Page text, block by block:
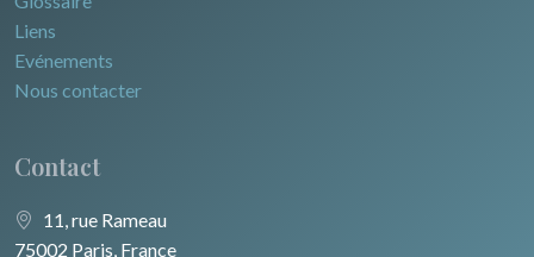
Liens
Evénements
Nous contacter
Contact
11, rue Rameau
75002 Paris, France